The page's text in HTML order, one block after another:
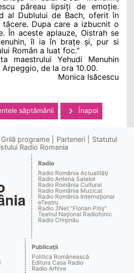
păreau lipsiți de emoție.
al Dublului de Bach, oferit în
tăcere. Dupa care a izbucnit o
În aceste aplauze, Oistrah se
îl ia în brațe și, pur si
Român a luat foc."
maestrului Yehudi Menuhin
de la ora 10.00.
Monica Isăcescu
săptămânii Înapoi
Grilă programe Parteneri
Statutul
Radio Romania
Radio
Radio România Actualităţi
Radio Antena Satelor
Radio România Cultural
Radio România Muzical
Radio România Internaţional
eTeatru
Radio 3Net "Florian Pitiş"
Teatrul Naţional Radiofonic
Radio Chişinău
Publicaţii
Politica Românească
Editura Casa Radio
Radio Arhive